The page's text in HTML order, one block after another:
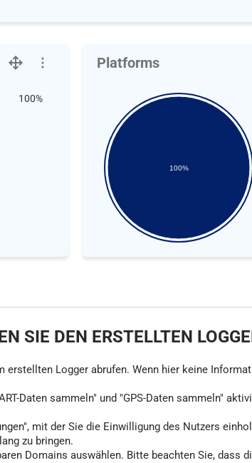
100%
Platforms
100%
SIE DEN ERSTELLTEN
Logger abrufen. Wenn hier keine
Daten sammeln" und "GPS-Daten sammeln"
mit der Sie die Einwilligung des Nutzers
zu bringen.
Domains auswählen. Bitte beachten Sie, dass